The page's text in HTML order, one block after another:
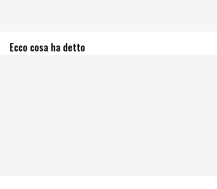
Ecco cosa ha detto